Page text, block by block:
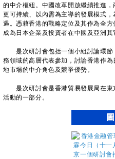
的中介樞紐。中國改革開放繼續推進
更可持續、以內需為主導的發展模式
遇。憑藉香港的戰略定位及其作為全
成為日本企業及投資者在中國及亞洲其
是次研討會包括一個小組討論環節
務領域的高層代表參加，討論香港作
地市場的中介角色及競爭優勢。
是次研討會是香港貿易發展局在東
活動的一部分。